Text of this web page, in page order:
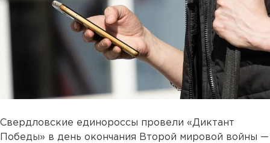
Свердловские единороссы провели «Диктант
Победы» в день окончания Второй мировой войны —